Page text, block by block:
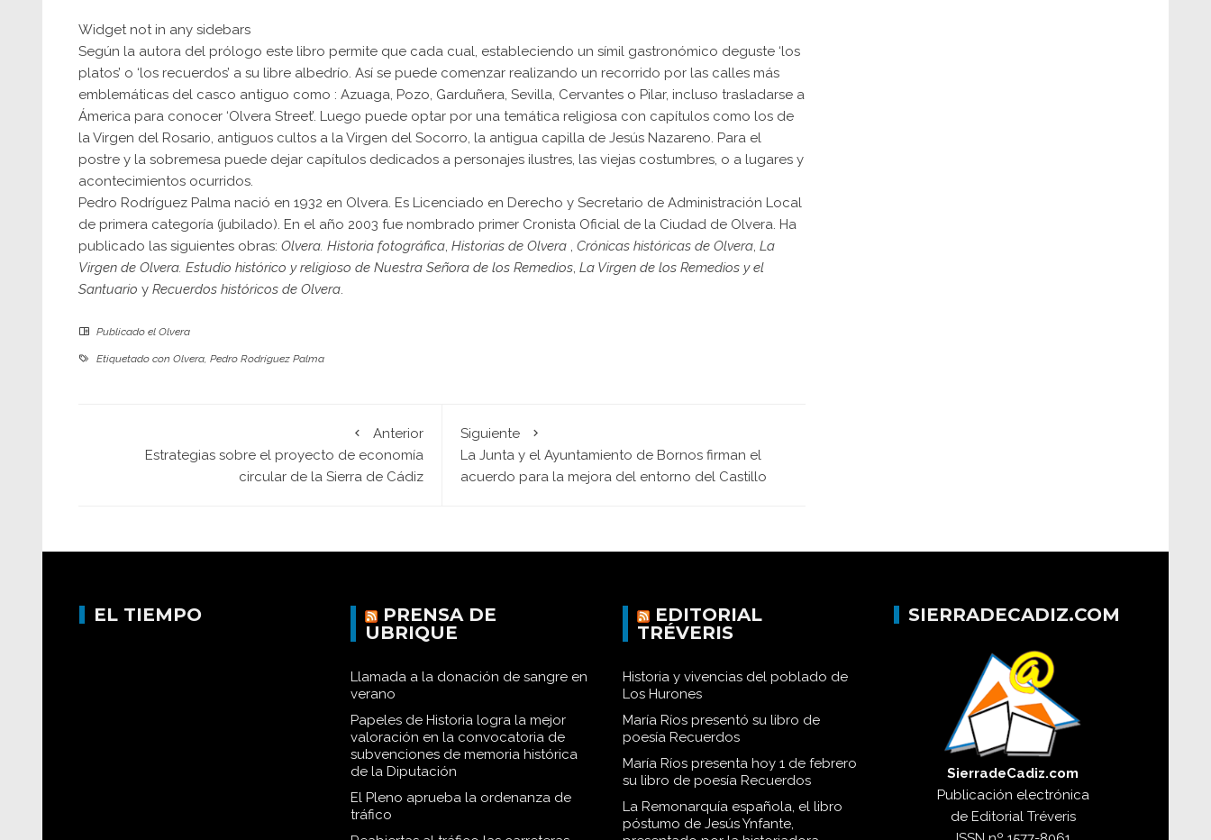
Widget not in any sidebars
Según la autora del prólogo este libro permite que cada cual, estableciendo un símil gastronómico deguste ‘los
platos’ o ‘los recuerdos’ a su libre albedrío. Así se puede comenzar realizando un recorrido por las calles más
emblemáticas del casco antiguo como : Azuaga, Pozo, Garduñera, Sevilla, Cervantes o Pilar, incluso trasladarse a
Ámerica para conocer ‘Olvera Street’. Luego puede optar por una temática religiosa con capítulos como los de
la Virgen del Rosario, antiguos cultos a la Virgen del Socorro, la antigua capilla de Jesús Nazareno. Para el
postre y la sobremesa puede dejar capítulos dedicados a personajes ilustres, las viejas costumbres, o a lugares y
acontecimientos ocurridos.
Pedro Rodríguez Palma nació en 1932 en Olvera. Es Licenciado en Derecho y Secretario de Administración Local
de primera categoría (jubilado). En el año 2003 fue nombrado primer Cronista Oficial de la Ciudad de Olvera. Ha
publicado las siguientes obras: Olvera. Historia fotográfica, Historias de Olvera , Crónicas históricas de Olvera, La
Virgen de Olvera. Estudio histórico y religioso de Nuestra Señora de los Remedios, La Virgen de los Remedios y el
Santuario y Recuerdos históricos de Olvera.
Publicado el Olvera
Etiquetado con Olvera, Pedro Rodríguez Palma
Anterior
Estrategias sobre el proyecto de economía
circular de la Sierra de Cádiz
Siguiente
La Junta y el Ayuntamiento de Bornos firman el
acuerdo para la mejora del entorno del Castillo
EL TIEMPO
PRENSA DE
UBRIQUE
Llamada a la donación de sangre en
verano
Papeles de Historia logra la mejor
valoración en la convocatoria de
subvenciones de memoria histórica
de la Diputación
El Pleno aprueba la ordenanza de
tráfico
EDITORIAL
TRÉVERIS
Historia y vivencias del poblado de
Los Hurones
María Ríos presentó su libro de
poesía Recuerdos
María Ríos presenta hoy 1 de febrero
su libro de poesía Recuerdos
La Remonarquía española, el libro
póstumo de Jesús Ynfante,
SIERRADECADIZ.COM
SierradeCadiz.com
Publicación electrónica
de Editorial Tréveris